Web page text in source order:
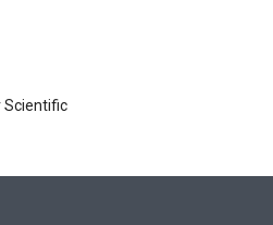
Scientific